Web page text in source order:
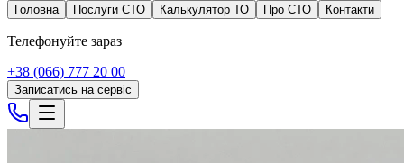
Головна Послуги СТО Калькулятор ТО Про СТО Контакти
Телефонуйте зараз
+38 (066) 777 20 00
Записатись на сервіс